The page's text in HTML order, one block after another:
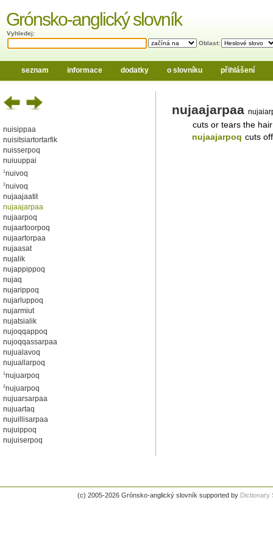
Grónsko-anglický slovník
Vyhledej:
Oblast:
seznam informace dodatky o slovníku přihlášení
nuisippaa
nuisitsiartortarfik
nuisserpoq
nuiuuppai
1nuivoq
2nuivoq
nujaajaatit
nujaajarpaa
nujaarpoq
nujaartoorpoq
nujaartorpaa
nujaasat
nujalik
nujappippoq
nujaq
nujarippoq
nujarluppoq
nujarmiut
nujatsialik
nujoqqappoq
nujoqqassarpaa
nujualavoq
nujuallarpoq
1nujuarpoq
2nujuarpoq
nujuarsarpaa
nujuartaq
nujuillisarpaa
nujuippoq
nujuiserpoq
nujaajarpaa
cuts or tears the
nujaajarpoq cuts
(c) 2005-2026 Grónsko-anglický slovník supported by Dictionary